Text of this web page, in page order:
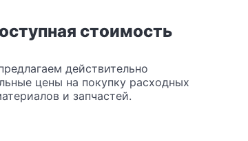
стоимость
действительно
цены на покупку расходных
и запчастей.